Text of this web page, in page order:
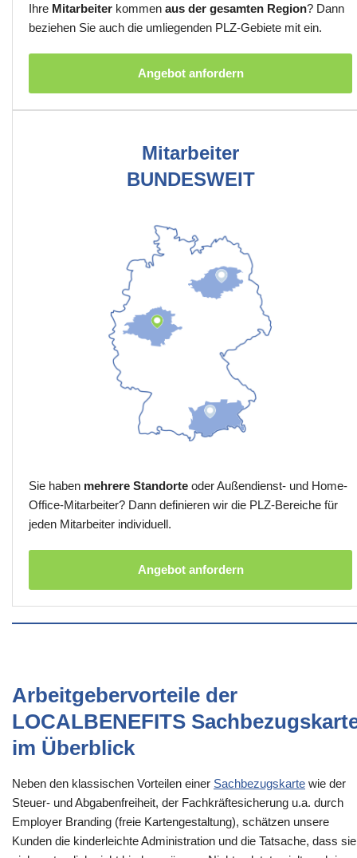
Ihre Mitarbeiter kommen aus der gesamten Region? Dann
beziehen Sie auch die umliegenden PLZ-Gebiete mit ein.
Angebot anfordern
Mitarbeiter
BUNDESWEIT
Sie haben mehrere Standorte oder Außendienst- und Home-
Office-Mitarbeiter? Dann definieren wir die PLZ-Bereiche für
jeden Mitarbeiter individuell.
Angebot anfordern
Arbeitgebervorteile der
LOCALBENEFITS
im Überblick
Neben den klassischen Vorteilen einer Sachbezugskarte wie der
Steuer- und Abgabenfreiheit, der Fachkräftesicherung u.a. durch
Employer Branding (freie Kartengestaltung), schätzen unsere
Kunden die kinderleichte Administration und die Tatsache, dass sie